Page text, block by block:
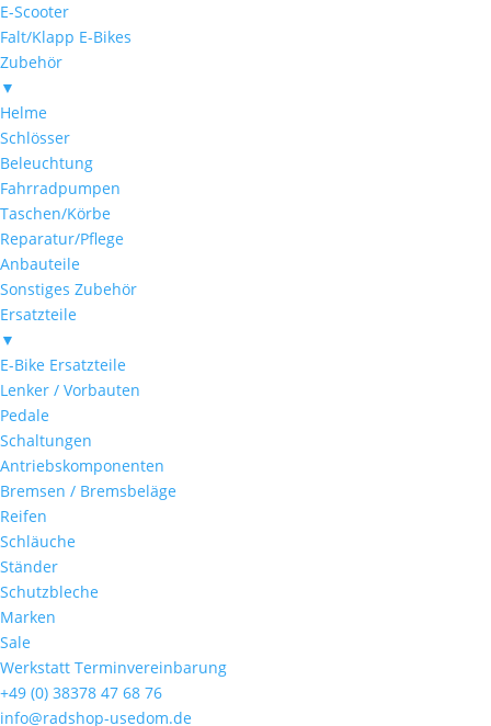
E-Scooter
Falt/Klapp E-Bikes
Zubehör
▼
Helme
Schlösser
Beleuchtung
Fahrradpumpen
Taschen/Körbe
Reparatur/Pflege
Anbauteile
Sonstiges Zubehör
Ersatzteile
▼
E-Bike Ersatzteile
Lenker / Vorbauten
Pedale
Schaltungen
Antriebskomponenten
Bremsen / Bremsbeläge
Reifen
Schläuche
Ständer
Schutzbleche
Marken
Sale
Werkstatt Terminvereinbarung
+49 (0) 38378 47 68 76
info@radshop-usedom.de